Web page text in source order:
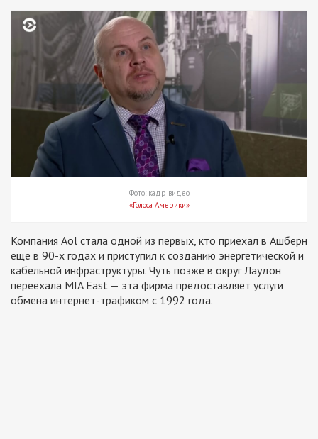
Фото: кадр видео
«Голоса Америки»
Компания Aol стала одной из первых, кто приехал в Ашберн
еще в 90-х годах и приступил к созданию энергетической и
кабельной инфраструктуры. Чуть позже в округ Лаудон
переехала MIA East — эта фирма предоставляет услуги
обмена интернет-трафиком с 1992 года.